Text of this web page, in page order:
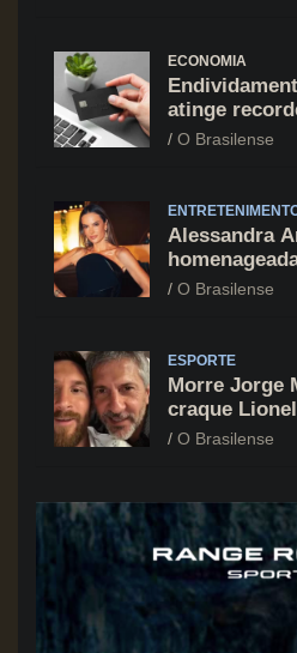
ECONOMIA
atinge
cartão de
O Brasilense
Alessandra
O Brasilense
ESPORTE
Morre Jorge
craque
na Argentina
O Brasilense